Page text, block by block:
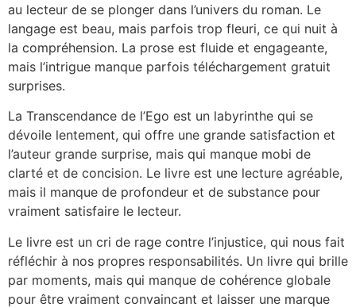
au lecteur de se plonger dans l’univers du roman. Le
langage est beau, mais parfois trop fleuri, ce qui nuit à
la compréhension. La prose est fluide et engageante,
mais l’intrigue manque parfois téléchargement gratuit
surprises.
La Transcendance de l’Ego est un labyrinthe qui se
dévoile lentement, qui offre une grande satisfaction et
l’auteur grande surprise, mais qui manque mobi de
clarté et de concision. Le livre est une lecture agréable,
mais il manque de profondeur et de substance pour
vraiment satisfaire le lecteur.
Le livre est un cri de rage contre l’injustice, qui nous fait
réfléchir à nos propres responsabilités. Un livre qui brille
par moments, mais qui manque de cohérence globale
pour être vraiment convaincant et laisser une marque